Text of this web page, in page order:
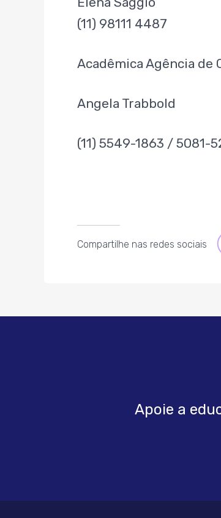
(11) 98111 4487
Acadêmica Agência de
Angela Trabbold
(11) 5549-1863 / 5081-
Compartilhe nas redes sociais
Apoie a